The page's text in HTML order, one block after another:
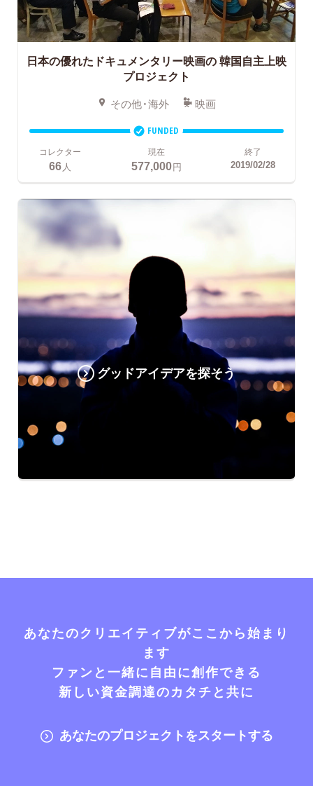
日本の優れたドキュメンタリー映画の韓国自主上映
プロジェクト
その他・海外 映画
FUNDED
コレクター
66 人
現在
577,000円
終了
2019/02/28
グッドアイデアを探そう
あなたのクリエイティブがここから始まり
ます
ファンと一緒に自由に創作できる
新しい資金調達のカタチと共に
あなたのプロジェクトをスタートする